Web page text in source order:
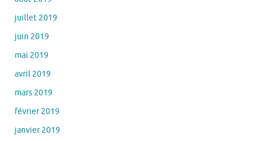
juillet 2019
juin 2019
mai 2019
avril 2019
mars 2019
février 2019
janvier 2019